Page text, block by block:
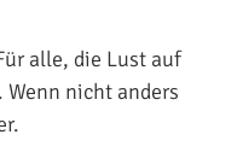
alle, die Lust auf
nicht anders